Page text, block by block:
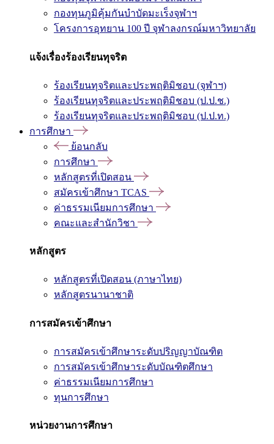
กองทุนภูมิคุ้มกันบำบัดมะเร็งจุฬาฯ
โครงการอุทยาน 100 ปี จุฬาลงกรณ์มหาวิทยาลัย
แจ้งเรื่องร้องเรียนทุจริต
ร้องเรียนทุจริตและประพฤติมิชอบ (จุฬาฯ)
ร้องเรียนทุจริตและประพฤติมิชอบ (ป.ป.ช.)
ร้องเรียนทุจริตและประพฤติมิชอบ (ป.ป.ท.)
การศึกษา
ย้อนกลับ
การศึกษา
หลักสูตรที่เปิดสอน
สมัครเข้าศึกษา TCAS
ค่าธรรมเนียมการศึกษา
คณะและสำนักวิชา
หลักสูตร
หลักสูตรที่เปิดสอน (ภาษาไทย)
หลักสูตรนานาชาติ
การสมัครเข้าศึกษา
การสมัครเข้าศึกษาระดับปริญญาบัณฑิต
การสมัครเข้าศึกษาระดับบัณฑิตศึกษา
ค่าธรรมเนียมการศึกษา
ทุนการศึกษา
หน่วยงานการศึกษา